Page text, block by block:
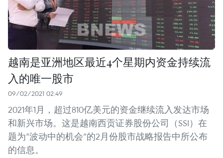
越南是亚洲地区最近4个星期内资金持续流
入的唯一股市
09/02/2021 02:49
2021年1月，超过810亿美元的资金继续流入发达市场
和新兴市场。这是越南西贡证券股份公司（SSI）在
题为“波动中的机会”的2月份股市战略报告中所公布
的信息。